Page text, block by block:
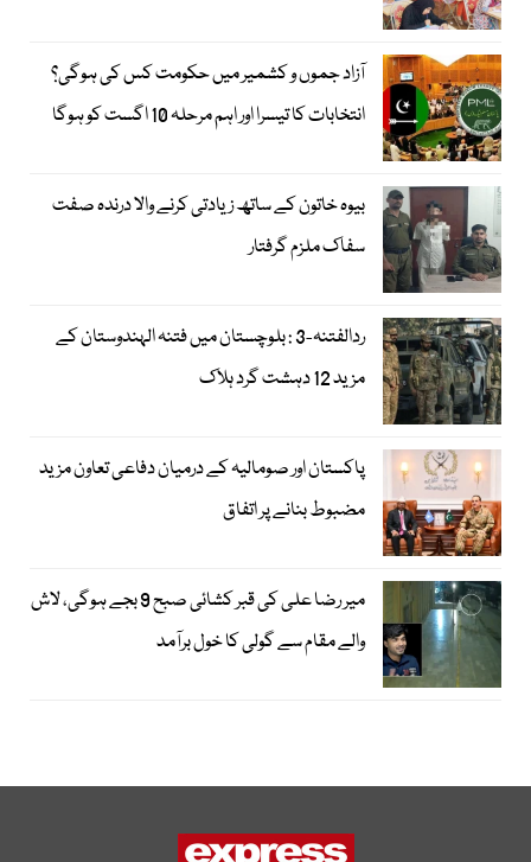
آزاد جموں و کشمیر میں حکومت کس کی ہوگی؟
انتخابات کا تیسرا اور اہم مرحلہ 10 اگست کو ہوگا
بیوہ خاتون کے ساتھ زیادتی کرنے والا درندہ صفت
سفاک ملزم گرفتار
ردالفتنہ-3 : بلوچستان میں فتنہ الہندوستان کے
مزید 12 دہشت گرد ہلاک
پاکستان اور صومالیہ کے درمیان دفاعی تعاون مزید
مضبوط بنانے پر اتفاق
میر رضا علی کی قبر کشائی صبح 9 بجے ہوگی، لاش
والے مقام سے گولی کا خول برآمد